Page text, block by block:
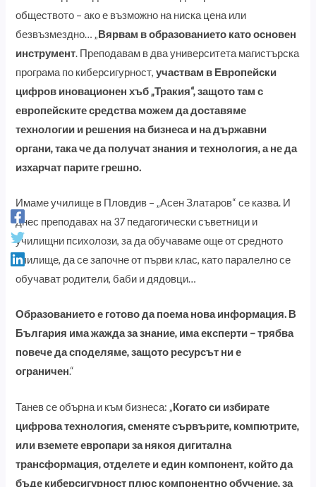
обществото – ако е възможно на ниска цена или
безвъзмездно… „Вярвам в образованието като основен
инструмент. Преподавам в два университета магистърска
програма по киберсигурност,участвам в Европейски
цифров иновационен хъб „Тракия“, защото там с
европейските средства можем да доставяме
технологии и решения на бизнеса и на държавни
органи, така че да получат знания и технология, а не да
изхарчат парите грешно.
Имаме училище в Пловдив – „Асен Златаров“ се казва. И
днес преподавах на 37 педагогически съветници и
училищни психолози, за да обучаваме още от средното
училище, да се започне от първи клас, като паралелно се
обучават родители, баби и дядовци…
Образованието е готово да поема нова информация. В
България има жажда за знание, има експерти – трябва
повече да споделяме, защото ресурсът ни е
ограничен.“
Танев се обърна и към бизнеса: „Когато си избирате
цифрова технология, сменяте сървърите, компютрите,
или вземете европари за някоя дигитална
трансформация, отделете и един компонент, който да
бъде киберсигурност плюс компонентно обучение, за